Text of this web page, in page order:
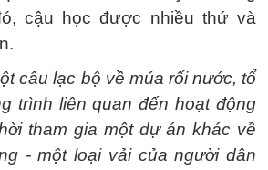
cậu học được nhiều thứ và
câu lạc bộ về múa rối nước, tổ
trình liên quan đến hoạt động
tham gia một dự án khác về
- một loại vải của người dân